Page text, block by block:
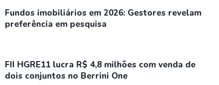
Fundos imobiliários em 2026: Gestores revelam
preferência em pesquisa
FII HGRE11 lucra R$ 4,8 milhões com venda de
dois conjuntos no Berrini One